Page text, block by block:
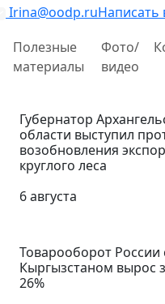
Irina@oodp.ruНаписать
Полезные
материалы
Фото/
видео
Губернатор
области выступил
возобновления
круглого леса
6 августа
Товарооборот России
Кыргызстаном вырос
26%